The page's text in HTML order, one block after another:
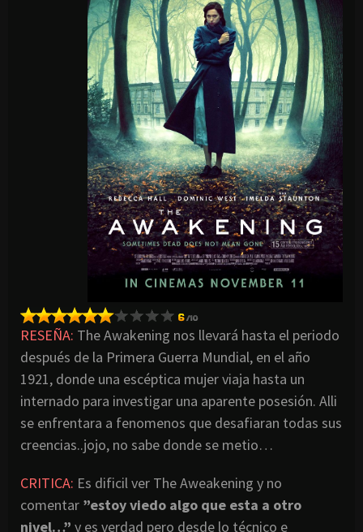
RESEÑA: The Awakening nos llevará hasta el periodo
después de la Primera Guerra Mundial, en el año
1921, donde una escéptica mujer viaja hasta un
internado para investigar una aparente posesión. Alli
se enfrentara a fenomenos que desafiaran todas sus
creencias..jojo, no sabe donde se metio…
CRITICA: Es dificil ver The Aweakening y no
comentar ”estoy viedo algo que esta a otro
nivel…” y es verdad pero desde lo técnico e